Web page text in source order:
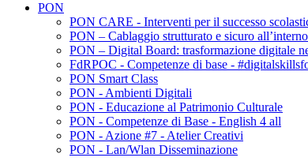
PON
PON CARE - Interventi per il successo
PON – Cablaggio strutturato e sicuro
PON – Digital Board: trasformazione digitale
FdRPOC - Competenze di base -
PON Smart Class
PON - Ambienti Digitali
PON - Educazione al Patrimonio Culturale
PON - Competenze di Base - English 4 all
PON - Azione #7 - Atelier Creativi
PON - Lan/Wlan Disseminazione